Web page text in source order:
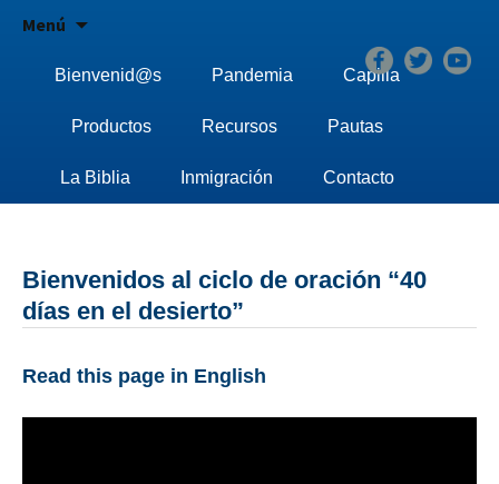
Adelante
inspirar discípul@s. empoderar evangelistas.
Menú Saltar
al
contenido
Bienvenid@s Pandemia Capilla
Productos Recursos Pautas
La Biblia Inmigración Contacto
Bienvenidos al ciclo de oración “40
días en el desierto”
Read this page in English